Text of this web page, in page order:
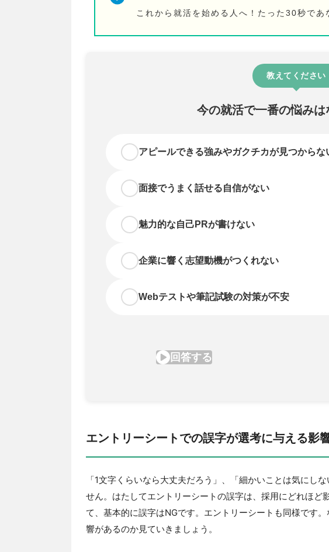
これから就活を始める人へ！たった30秒であ
エントリーシートでの誤字が選考に与える影
「1文字くらいなら大丈夫だろう」、「細かいことは気にし
せん。はたしてエントリーシートの誤字は、採用にどれほど
て、基本的に誤字はNGです。エントリーシートも同様です
響があるのか見ていきましょう。